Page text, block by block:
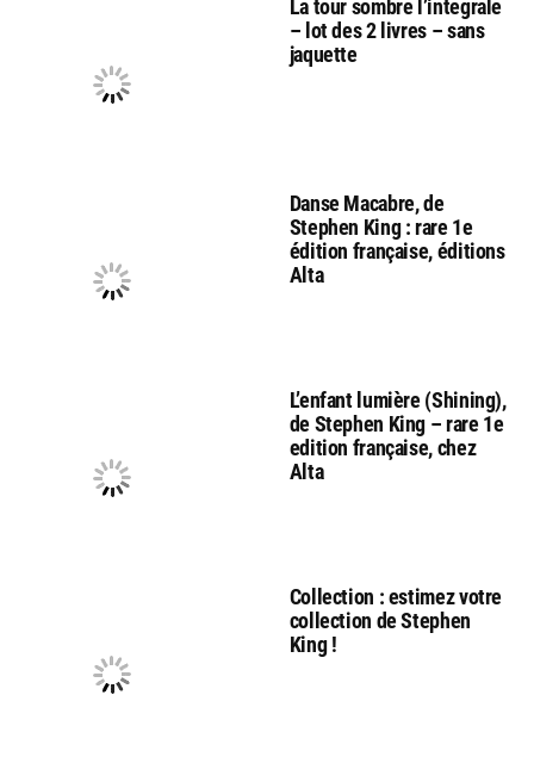
La tour sombre l’integrale
– lot des 2 livres – sans
jaquette
Danse Macabre, de
Stephen King : rare 1e
édition française, éditions
Alta
L’enfant lumière (Shining),
de Stephen King – rare 1e
edition française, chez
Alta
Collection : estimez votre
collection de Stephen
King !